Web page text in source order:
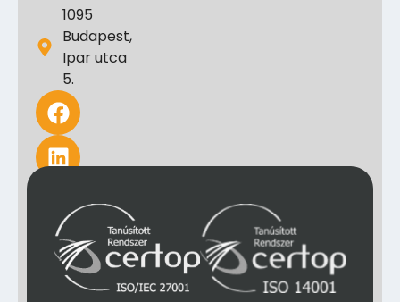
1095
Budapest,
Ipar utca
5.